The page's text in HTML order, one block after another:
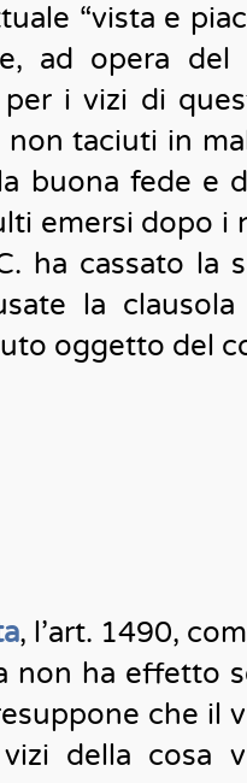
“vista e
ad opera del
i vizi di
taciuti in
buona fede e
emersi dopo
ha cassato la
la clausola
oggetto del
, l’art. 1490,
non ha effetto
che il
della cosa